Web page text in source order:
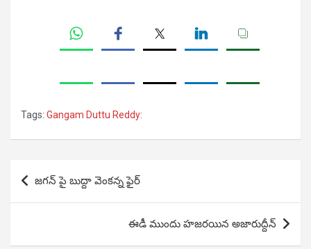
Tags: Gangam Duttu Reddy:
Post
navigation
జగన్ పై బుద్దా వెంకన్న ఫైర్
ఈడీ ముందు హజరయిన అజారుద్దీన్